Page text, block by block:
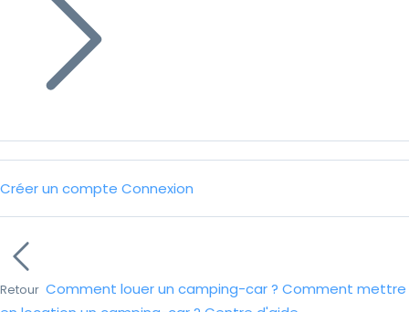
Créer un compte Connexion
Retour Comment louer un camping-car ? Comment mettre